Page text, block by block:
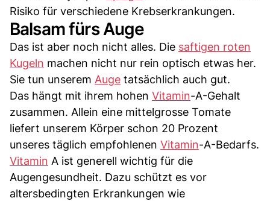
Risiko für verschiedene Krebserkrankungen.
Balsam fürs Auge
Das ist aber noch nicht alles. Die saftigen roten
Kugeln machen nicht nur rein optisch etwas her.
Sie tun unserem Auge tatsächlich auch gut.
Das hängt mit ihrem hohen Vitamin-A-Gehalt
zusammen. Allein eine mittelgrosse Tomate
liefert unserem Körper schon 20 Prozent
unseres täglich empfohlenen Vitamin-A-Bedarfs.
Vitamin A ist generell wichtig für die
Augengesundheit. Dazu schützt es vor
altersbedingten Erkrankungen wie